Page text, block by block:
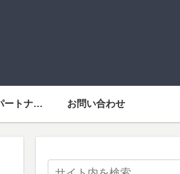
運営者情報・パートナーメディア お問い合わせ